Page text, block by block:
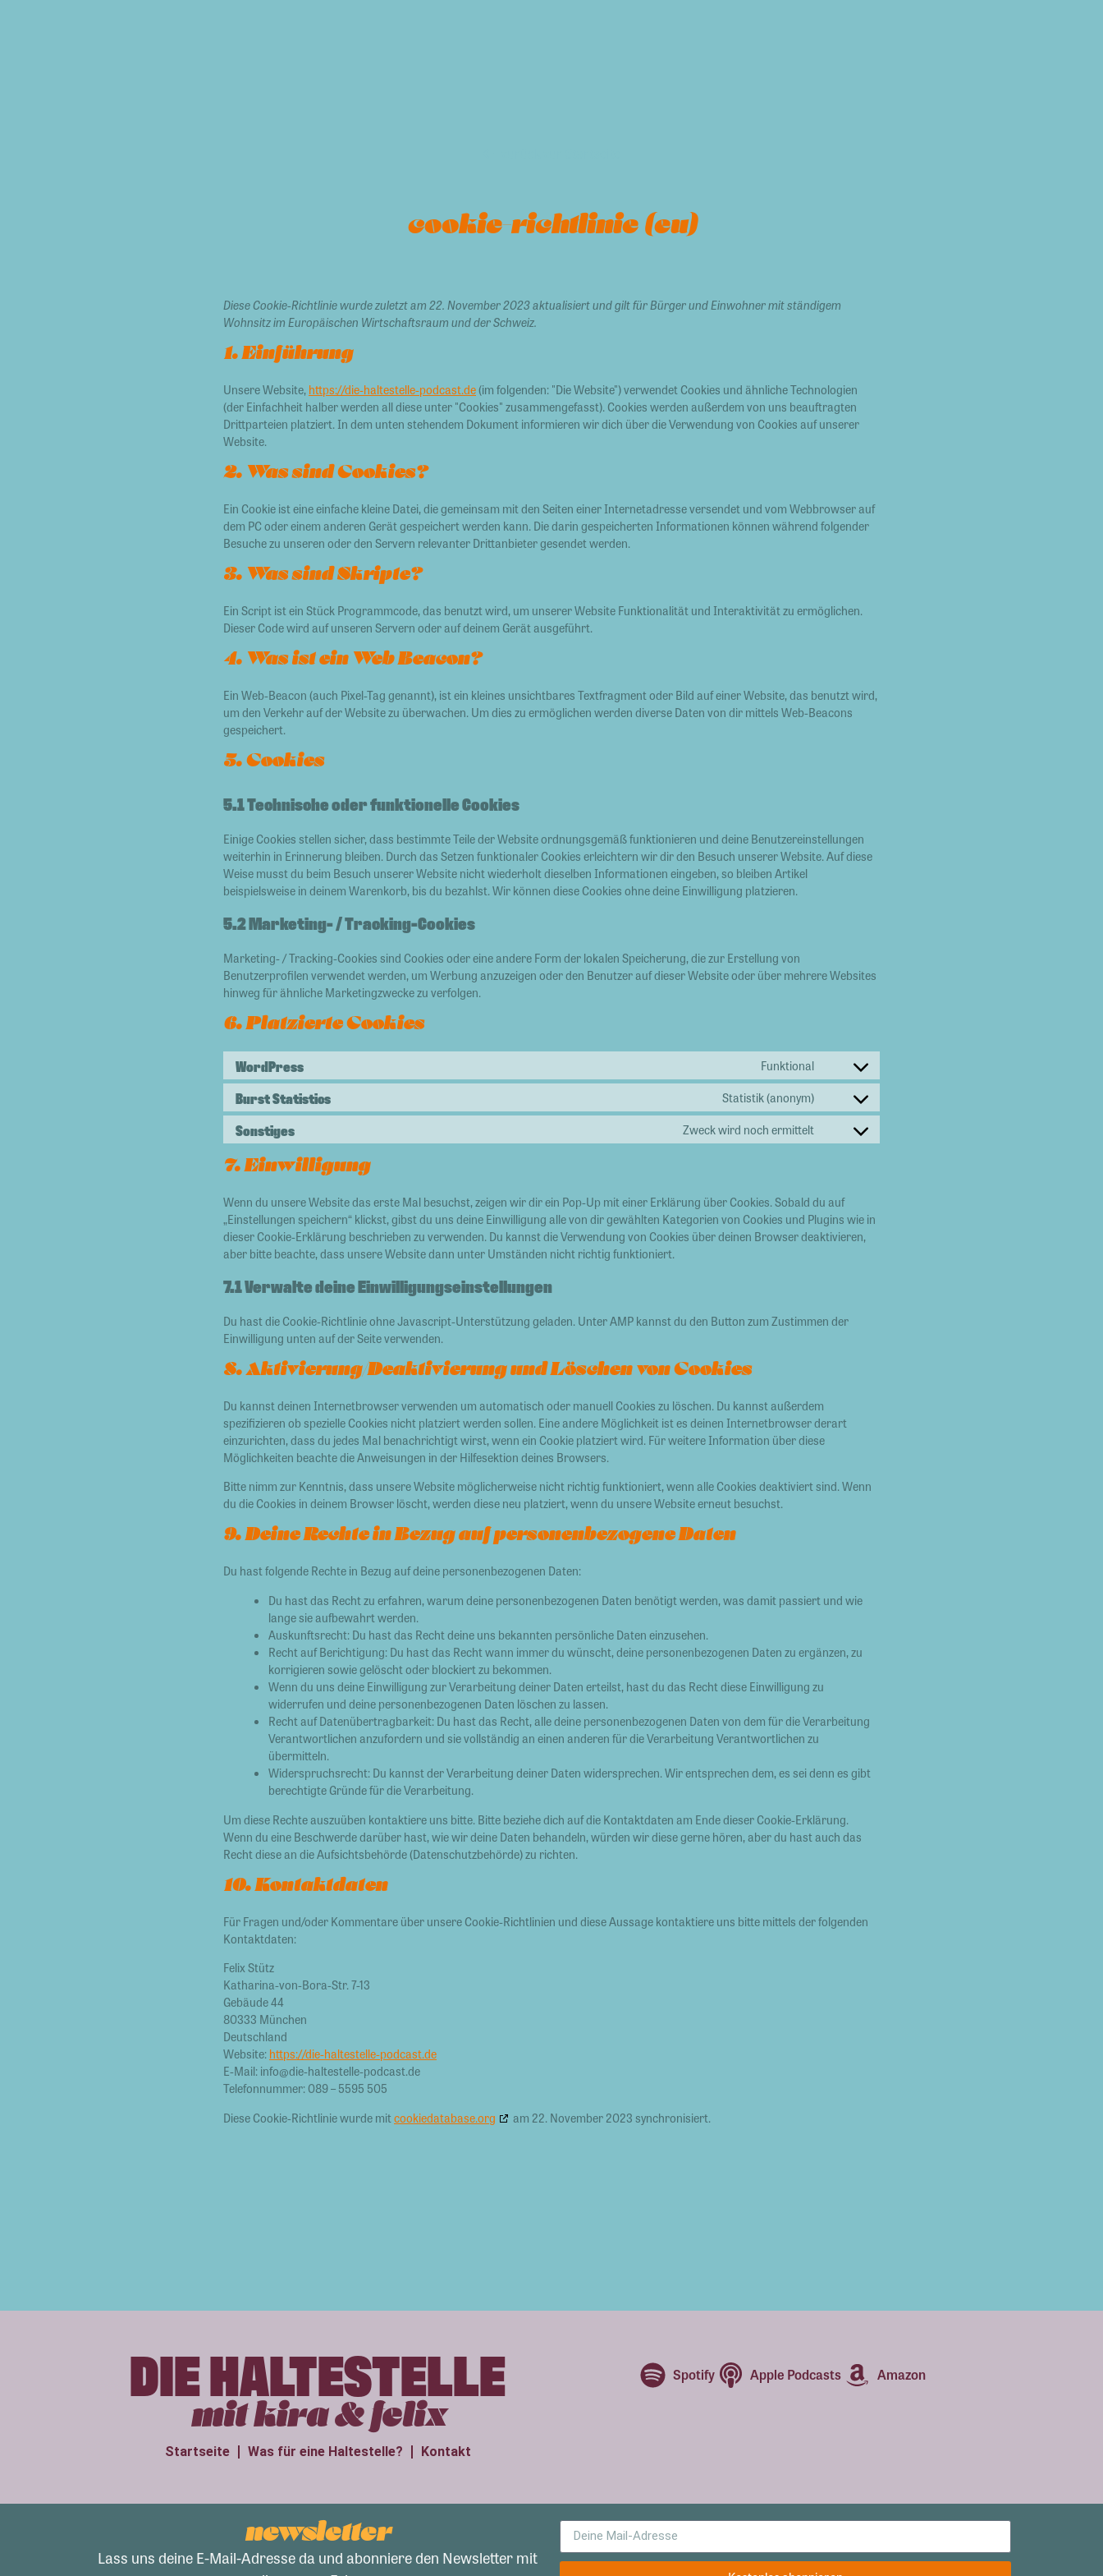
cookie-richtlinie (eu)
Diese Cookie-Richtlinie wurde zuletzt am 22. November 2023 aktualisiert und gilt für Bürger und Einwohner mit ständigem
Wohnsitz im Europäischen Wirtschaftsraum und der Schweiz.
1. Einführung
Unsere Website, https://die-haltestelle-podcast.de(im folgenden: "Die Website") verwendet Cookies und ähnliche Technologien
(der Einfachheit halber werden all diese unter "Cookies" zusammengefasst). Cookies werden außerdem von uns beauftragten
Drittparteien platziert. In dem unten stehendem Dokument informieren wir dich über die Verwendung von Cookies auf unserer
Website.
2. Was sind Cookies?
Ein Cookie ist eine einfache kleine Datei, die gemeinsam mit den Seiten einer Internetadresse versendet und vom Webbrowser auf
dem PC oder einem anderen Gerät gespeichert werden kann. Die darin gespeicherten Informationen können während folgender
Besuche zu unseren oder den Servern relevanter Drittanbieter gesendet werden.
3. Was sind Skripte?
Ein Script ist ein Stück Programmcode, das benutzt wird, um unserer Website Funktionalität und Interaktivität zu ermöglichen.
Dieser Code wird auf unseren Servern oder auf deinem Gerät ausgeführt.
4. Was ist ein Web Beacon?
Ein Web-Beacon (auch Pixel-Tag genannt), ist ein kleines unsichtbares Textfragment oder Bild auf einer Website, das benutzt wird,
um den Verkehr auf der Website zu überwachen. Um dies zu ermöglichen werden diverse Daten von dir mittels Web-Beacons
gespeichert.
5. Cookies
5.1 Technische oder funktionelle Cookies
Einige Cookies stellen sicher, dass bestimmte Teile der Website ordnungsgemäß funktionieren und deine Benutzereinstellungen
weiterhin in Erinnerung bleiben. Durch das Setzen funktionaler Cookies erleichtern wir dir den Besuch unserer Website. Auf diese
Weise musst du beim Besuch unserer Website nicht wiederholt dieselben Informationen eingeben, so bleiben Artikel
beispielsweise in deinem Warenkorb, bis du bezahlst. Wir können diese Cookies ohne deine Einwilligung platzieren.
5.2 Marketing- / Tracking-Cookies
Marketing- / Tracking-Cookies sind Cookies oder eine andere Form der lokalen Speicherung, die zur Erstellung von
Benutzerprofilen verwendet werden, um Werbung anzuzeigen oder den Benutzer auf dieser Website oder über mehrere Websites
hinweg für ähnliche Marketingzwecke zu verfolgen.
6. Platzierte Cookies
WordPress Funktional
Burst Statistics Statistik (anonym)
Sonstiges Zweck wird noch ermittelt
7. Einwilligung
Wenn du unsere Website das erste Mal besuchst, zeigen wir dir ein Pop-Up mit einer Erklärung über Cookies. Sobald du auf
„Einstellungen speichern“ klickst, gibst du uns deine Einwilligung alle von dir gewählten Kategorien von Cookies und Plugins wie in
dieser Cookie-Erklärung beschrieben zu verwenden. Du kannst die Verwendung von Cookies über deinen Browser deaktivieren,
aber bitte beachte, dass unsere Website dann unter Umständen nicht richtig funktioniert.
7.1 Verwalte deine Einwilligungseinstellungen
Du hast die Cookie-Richtlinie ohne Javascript-Unterstützung geladen. Unter AMP kannst du den Button zum Zustimmen der
Einwilligung unten auf der Seite verwenden.
8. Aktivierung/Deaktivierung und Löschen von Cookies
Du kannst deinen Internetbrowser verwenden um automatisch oder manuell Cookies zu löschen. Du kannst außerdem
spezifizieren ob spezielle Cookies nicht platziert werden sollen. Eine andere Möglichkeit ist es deinen Internetbrowser derart
einzurichten, dass du jedes Mal benachrichtigt wirst, wenn ein Cookie platziert wird. Für weitere Information über diese
Möglichkeiten beachte die Anweisungen in der Hilfesektion deines Browsers.
Bitte nimm zur Kenntnis, dass unsere Website möglicherweise nicht richtig funktioniert, wenn alle Cookies deaktiviert sind. Wenn
du die Cookies in deinem Browser löscht, werden diese neu platziert, wenn du unsere Website erneut besuchst.
9. Deine Rechte in Bezug auf personenbezogene Daten
Du hast folgende Rechte in Bezug auf deine personenbezogenen Daten:
Du hast das Recht zu erfahren, warum deine personenbezogenen Daten benötigt werden, was damit passiert und wie
lange sie aufbewahrt werden.
Auskunftsrecht: Du hast das Recht deine uns bekannten persönliche Daten einzusehen.
Recht auf Berichtigung: Du hast das Recht wann immer du wünscht, deine personenbezogenen Daten zu ergänzen, zu
korrigieren sowie gelöscht oder blockiert zu bekommen.
Wenn du uns deine Einwilligung zur Verarbeitung deiner Daten erteilst, hast du das Recht diese Einwilligung zu
widerrufen und deine personenbezogenen Daten löschen zu lassen.
Recht auf Datenübertragbarkeit: Du hast das Recht, alle deine personenbezogenen Daten von dem für die Verarbeitung
Verantwortlichen anzufordern und sie vollständig an einen anderen für die Verarbeitung Verantwortlichen zu
übermitteln.
Widerspruchsrecht: Du kannst der Verarbeitung deiner Daten widersprechen. Wir entsprechen dem, es sei denn es gibt
berechtigte Gründe für die Verarbeitung.
Um diese Rechte auszuüben kontaktiere uns bitte. Bitte beziehe dich auf die Kontaktdaten am Ende dieser Cookie-Erklärung.
Wenn du eine Beschwerde darüber hast, wie wir deine Daten behandeln, würden wir diese gerne hören, aber du hast auch das
Recht diese an die Aufsichtsbehörde (Datenschutzbehörde) zu richten.
10. Kontaktdaten
Für Fragen und/oder Kommentare über unsere Cookie-Richtlinien und diese Aussage kontaktiere uns bitte mittels der folgenden
Kontaktdaten:
Felix Stütz
Katharina-von-Bora-Str. 7-13
Gebäude 44
80333 München
Deutschland
Website: https://die-haltestelle-podcast.de
E-Mail: info@die-haltestelle-podcast.de
Telefonnummer: 089 – 5595 505
Diese Cookie-Richtlinie wurde mit cookiedatabase.org am 22. November 2023 synchronisiert.
DIE HALTESTELLE
mit kira & felix
Startseite Was für eine Haltestelle? Kontakt
Spotify Apple Podcasts Amazon
newsletter
Lass uns deine E-Mail-Adresse da und abonniere den Newsletter mit